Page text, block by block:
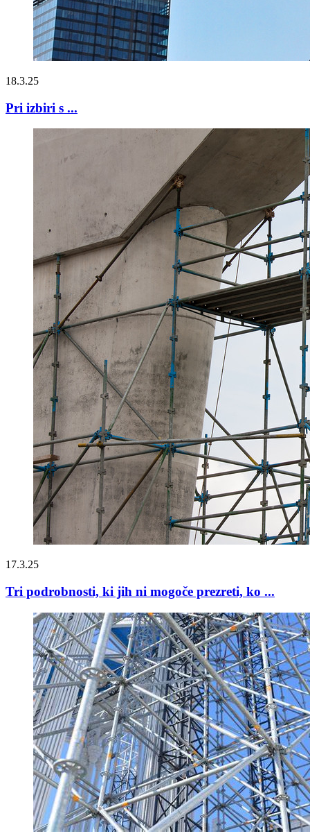
18.3.25
Pri izbiri s ...
17.3.25
Tri podrobnosti, ki jih ni mogoče prezreti, ko ...